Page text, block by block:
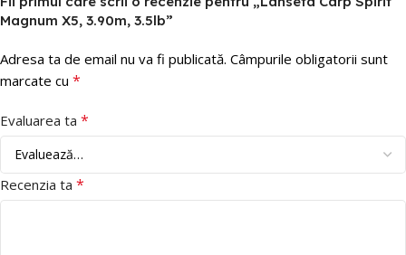
Magnum X5, 3.90m, 3.5lb”
Adresa ta de email nu va fi publicată. Câmpurile obligatorii sunt
marcate cu *
Evaluarea ta *
Recenzia ta *